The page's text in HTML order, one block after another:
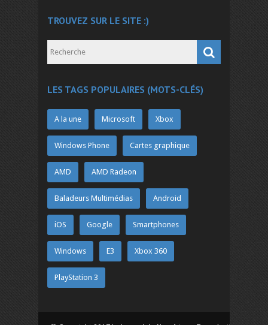
TROUVEZ SUR LE SITE :)
LES TAGS POPULAIRES (MOTS-CLÉS)
A la une Microsoft Xbox
Windows Phone Cartes graphique
AMD AMD Radeon
Baladeurs Multimédias Android
iOS Google Smartphones
Windows E3 Xbox 360
PlayStation 3